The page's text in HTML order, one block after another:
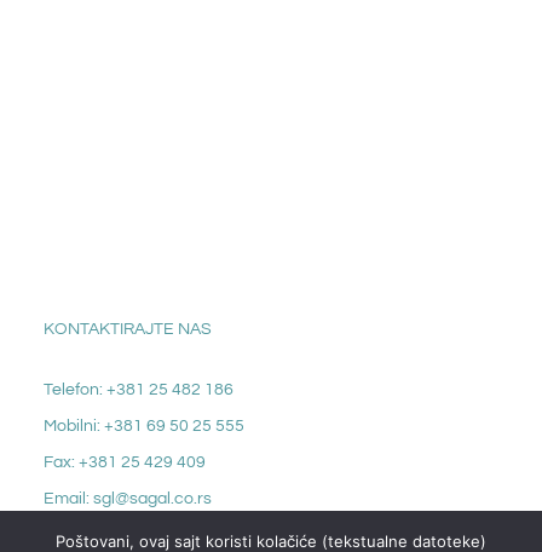
KONTAKTIRAJTE NAS
Telefon: +381 25 482 186
Mobilni: +381 69 50 25 555
Fax: +381 25 429 409
Email: sgl@sagal.co.rs
Adresa: Svetog Save 26, Sombor
Poštovani, ovaj sajt koristi kolačiće (tekstualne datoteke)